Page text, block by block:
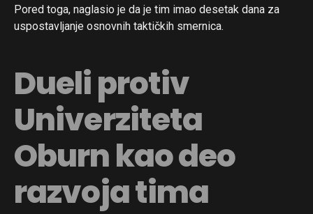
Pored toga, naglasio je da je tim imao desetak dana za
uspostavljanje osnovnih taktičkih smernica.
Dueli protiv
Univerziteta
Oburn kao deo
razvoja tima